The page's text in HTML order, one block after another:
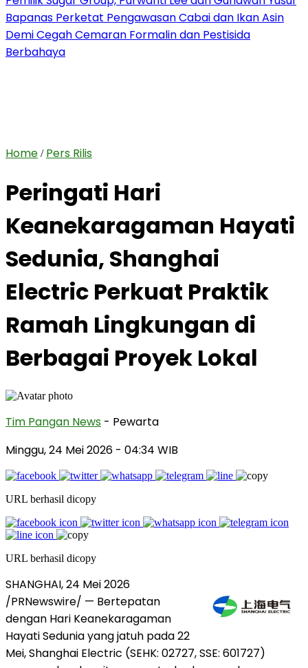
Bapanas Perketat Pengawasan Cabai dan Ikan Asin
Demi Cegah Cemaran Formalin dan Pestisida
Berbahaya
Home / Pers Rilis
Peringati Hari
Keanekaragaman Hayati
Sedunia, Shanghai
Electric Perkuat Praktik
Ramah Lingkungan di
Berbagai Proyek Lokal
Tim Pangan News - Pewarta
Minggu, 24 Mei 2026 - 04:34 WIB
URL berhasil dicopy
URL berhasil dicopy
SHANGHAI, 24 Mei 2026
/PRNewswire/ — Bertepatan
dengan Hari Keanekaragaman
Hayati Sedunia yang jatuh pada 22
Mei, Shanghai Electric (SEHK: 02727, SSE: 601727)